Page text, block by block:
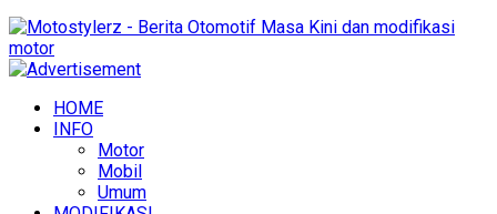
HOME
INFO
Motor
Mobil
Umum